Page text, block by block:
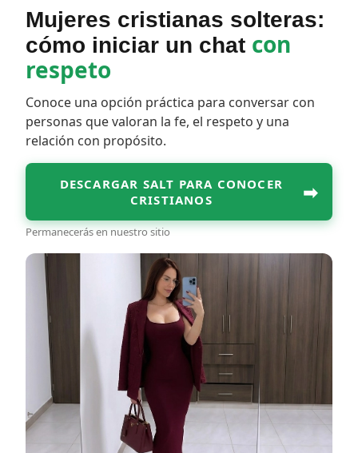
Mujeres cristianas solteras:
cómo iniciar un chat con
respeto
Conoce una opción práctica para conversar con
personas que valoran la fe, el respeto y una
relación con propósito.
DESCARGAR SALT PARA CONOCER
CRISTIANOS
➡
Permanecerás en nuestro sitio